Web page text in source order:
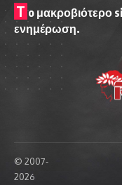
T o μακροβιότερο
ενημέρωση.
© 2007-
2026